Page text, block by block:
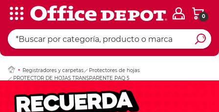
0
Registradores y carpetas
Protectores de hojas
PROTECTOR DE HOJAS TRANSPARENTE PAQ 5
Ingresar Codigo